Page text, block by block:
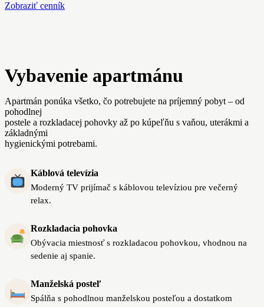
Zobraziť cenník
Vybavenie apartmánu
Apartmán ponúka všetko, čo potrebujete na príjemný pobyt – od
pohodlnej
postele a rozkladacej pohovky až po kúpeľňu s vaňou, uterákmi a
základnými
hygienickými potrebami.
Káblová televízia
Moderný TV prijímač s káblovou televíziou pre večerný
relax.
Rozkladacia pohovka
Obývacia miestnosť s rozkladacou pohovkou, vhodnou na
sedenie aj spanie.
Manželská posteľ
Spálňa s pohodlnou manželskou posteľou a dostatkom